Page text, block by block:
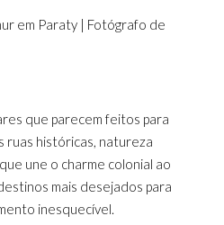
em Paraty | Fotógrafo de
que parecem feitos para
ruas históricas, natureza
une o charme colonial ao
mais desejados para
inesquecível.